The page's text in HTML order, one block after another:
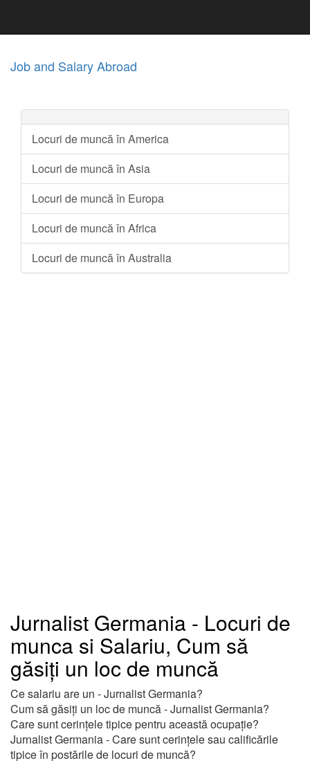
Job and Salary Abroad
Locuri de muncă în America
Locuri de muncă în Asia
Locuri de muncă în Europa
Locuri de muncă în Africa
Locuri de muncă în Australia
Jurnalist Germania - Locuri de
munca si Salariu, Cum să
găsiți un loc de muncă
Ce salariu are un - Jurnalist Germania?
Cum să găsiți un loc de muncă - Jurnalist Germania?
Care sunt cerințele tipice pentru această ocupație?
Jurnalist Germania - Care sunt cerințele sau calificările
tipice în postările de locuri de muncă?